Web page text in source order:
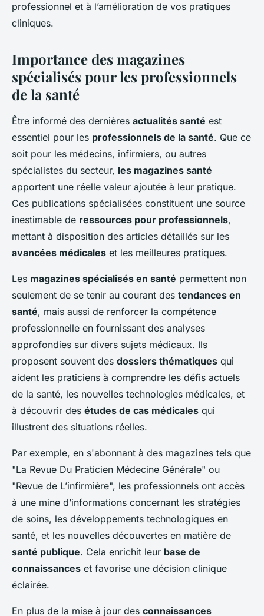
professionnel et à l’amélioration de vos pratiques
cliniques.
Importance des magazines
spécialisés pour les professionnels
de la santé
Être informé des dernières actualités santé est
essentiel pour les professionnels de la santé. Que ce
soit pour les médecins, infirmiers, ou autres
spécialistes du secteur, les magazines santé
apportent une réelle valeur ajoutée à leur pratique.
Ces publications spécialisées constituent une source
inestimable de ressources pour professionnels,
mettant à disposition des articles détaillés sur les
avancées médicales et les meilleures pratiques.
Les magazines spécialisés en santé permettent non
seulement de se tenir au courant des tendances en
santé, mais aussi de renforcer la compétence
professionnelle en fournissant des analyses
approfondies sur divers sujets médicaux. Ils
proposent souvent des dossiers thématiques qui
aident les praticiens à comprendre les défis actuels
de la santé, les nouvelles technologies médicales, et
à découvrir des études de cas médicales qui
illustrent des situations réelles.
Par exemple, en s'abonnant à des magazines tels que
"La Revue Du Praticien Médecine Générale" ou
"Revue de L’infirmière", les professionnels ont accès
à une mine d’informations concernant les stratégies
de soins, les développements technologiques en
santé, et les nouvelles découvertes en matière de
santé publique. Cela enrichit leur base de
connaissances et favorise une décision clinique
éclairée.
En plus de la mise à jour des connaissances